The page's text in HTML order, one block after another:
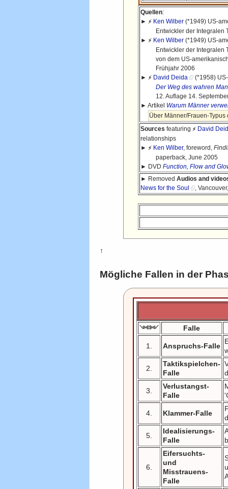
Quellen:
► ⚡ Ken Wilber (*1949) US-
Entwickler der Integralen
► ⚡ Ken Wilber (*1949) US-
Entwickler der Integralen
von dem US-
Frühjahr 2006
► ⚡ David Deida
(*1958)
Der Weg des wahren
12. Auflage 14.
► Artikel Warum Männer
Über Männer/Frauen-Typus
Sources featuring ⚡ David
relationships
► ⚡ Ken Wilber, foreword,
paperback, June 2005
► DVDFunction, Flow and
► RemovedAudios and
News for the Soul
,
↑
Mögliche Fallen in der
༺༻ Falle
1. Anspruchs-Falle
2.
Taktikspielchen-
Falle
3.
Verlustangst-
Falle
4. Klammer-Falle
5.
Idealisierungs-
Falle
6.
Eifersuchts-
und
Misstrauens-
Falle